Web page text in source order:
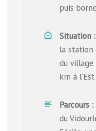
puis
Situation :
la station
du village
km à
Parcours :
du